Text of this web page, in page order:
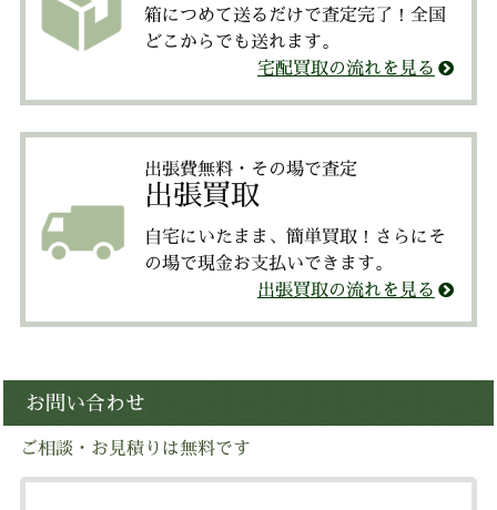
箱につめて送るだけで査定完了！全国
どこからでも送れます。
宅配買取の流れを見る
出張費無料・その場で査定
出張買取
自宅にいたまま、簡単買取！さらにそ
の場で現金お支払いできます。
出張買取の流れを見る
お問い合わせ
ご相談・お見積りは無料です